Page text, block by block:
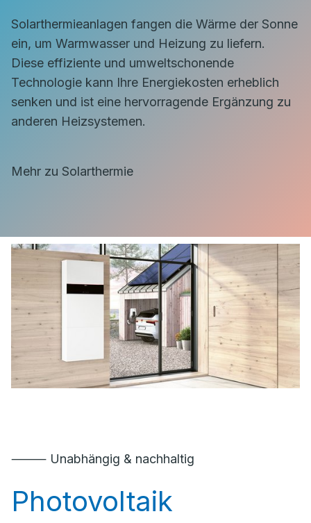
Solarthermieanlagen fangen die Wärme der Sonne
ein, um Warmwasser und Heizung zu liefern.
Diese effiziente und umweltschonende
Technologie kann Ihre Energiekosten erheblich
senken und ist eine hervorragende Ergänzung zu
anderen Heizsystemen.
Mehr zu Solarthermie
⸻ Unabhängig & nachhaltig
Photovoltaik